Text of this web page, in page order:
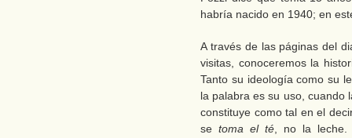
habría nacido en 1940; en
A través de las páginas del
visitas, conoceremos la
Tanto su ideología como su
la palabra es su uso, cuando
constituye como tal en el
se toma el té , no la